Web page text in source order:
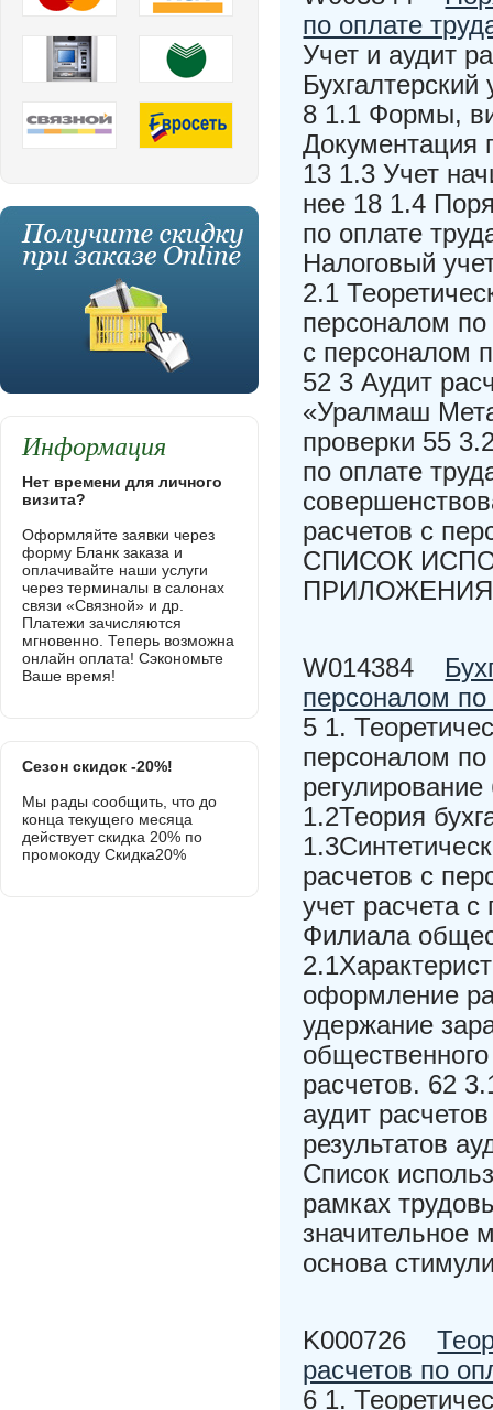
по оплате
Учет и аудит
8 1.1 Формы,
Документация
13 1.3 Учет
нее 18 1.4
по оплате
Налоговый
2.1
персоналом по
с персоналом
52 3 Аудит
«Уралмаш
проверки 55
по оплате
расчетов с
СПИСОК
ПРИЛОЖЕНИЯ
W014384
персоналом
5 1.
персоналом
регулирование
1.2Теория
расчетов с
учет расчета
Филиала
оформление
удержание
расчетов. 62
аудит
результатов
Список
рамках
значительное
основа
K000726
расчетов по
6 1.
Информация
Нет времени для личного
визита?
Оформляйте заявки через
форму Бланк заказа и
оплачивайте наши услуги
через терминалы в салонах
связи «Связной» и др.
Платежи зачисляются
мгновенно. Теперь возможна
онлайн оплата! Сэкономьте
Ваше время!
Сезон скидок -20%!
Мы рады сообщить, что до
конца текущего месяца
действует скидка 20% по
промокоду Скидка20%